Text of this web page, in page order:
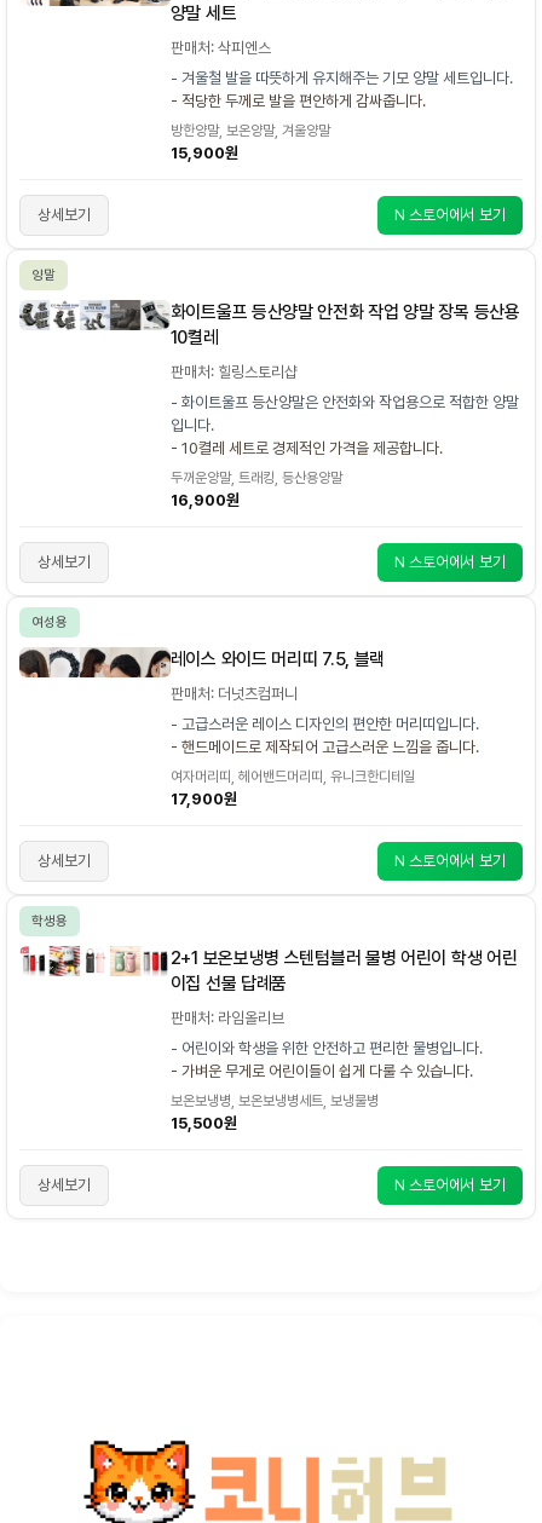
양말 세트
판매처: 삭피엔스
- 겨울철 발을 따뜻하게 유지해주는 기모 양말 세트입니다.
- 적당한 두께로 발을 편안하게 감싸줍니다.
방한양말, 보온양말, 겨울양말
15,900원
상세보기 N 스토어에서 보기
양말
화이트울프 등산양말 안전화 작업 양말 장목 등산용
10켤레
판매처: 힐링스토리샵
- 화이트울프 등산양말은 안전화와 작업용으로 적합한 양말
입니다.
- 10켤레 세트로 경제적인 가격을 제공합니다.
두꺼운양말, 트래킹, 등산용양말
16,900원
상세보기 N 스토어에서 보기
여성용
레이스 와이드 머리띠 7.5, 블랙
판매처: 더넛츠컴퍼니
- 고급스러운 레이스 디자인의 편안한 머리띠입니다.
- 핸드메이드로 제작되어 고급스러운 느낌을 줍니다.
여자머리띠, 헤어밴드머리띠, 유니크한디테일
17,900원
상세보기 N 스토어에서 보기
학생용
2+1 보온보냉병 스텐텀블러 물병 어린이 학생 어린
이집 선물 답례품
판매처: 라임올리브
- 어린이와 학생을 위한 안전하고 편리한 물병입니다.
- 가벼운 무게로 어린이들이 쉽게 다룰 수 있습니다.
보온보냉병, 보온보냉병세트, 보냉물병
15,500원
상세보기 N 스토어에서 보기